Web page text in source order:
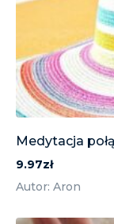
Medytacja
9.97zł
Autor: Aron